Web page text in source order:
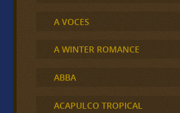
A VOCES
A WINTER ROMANCE
ABBA
ACAPULCO TROPICAL